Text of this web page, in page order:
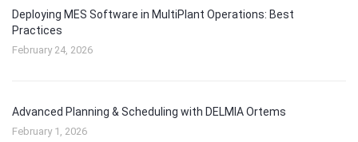
Deploying MES Software in MultiPlant Operations: Best
Practices
February 24, 2026
Advanced Planning & Scheduling with DELMIA Ortems
February 1, 2026